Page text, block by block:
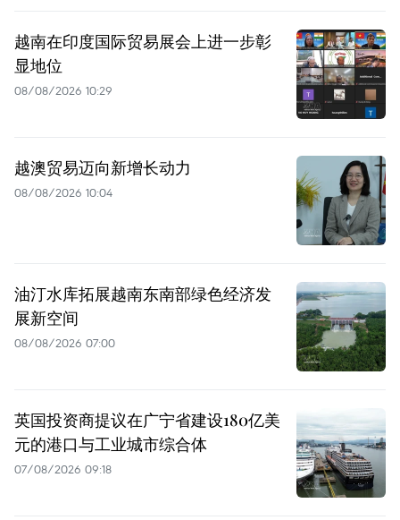
越南在印度国际贸易展会上进一步彰
显地位
08/08/2026 10:29
越澳贸易迈向新增长动力
08/08/2026 10:04
油汀水库拓展越南东南部绿色经济发
展新空间
08/08/2026 07:00
英国投资商提议在广宁省建设180亿美
元的港口与工业城市综合体
07/08/2026 09:18